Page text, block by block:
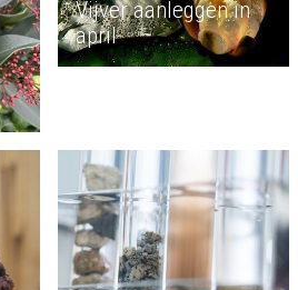
Vijver aanleggen in
april